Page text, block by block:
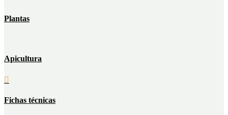
Plantas
Apicultura

Fichas técnicas